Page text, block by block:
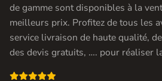
de gamme sont disponibles à la
meilleurs prix. Profitez de tous les
service livraison de haute qualité,
des devis gratuits, …. pour réaliser
